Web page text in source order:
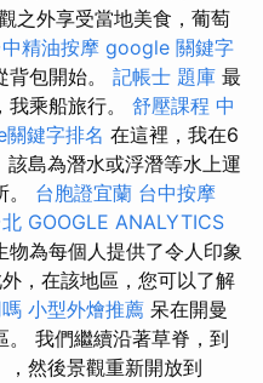
之外享受當地美食，葡萄
精油按摩 google 關鍵字
包開始。 記帳士 題庫 最
乘船旅行。 舒壓課程 中
鍵字排名 在這裡，我在6
島為潛水或浮潛等水上運
台胞證宜蘭 台中按摩
GOOGLE ANALYTICS
為每個人提供了令人印象
，在該地區，您可以了解
小型外燴推薦 呆在開曼
。 我們繼續沿著草脊，到
然後景觀重新開放到